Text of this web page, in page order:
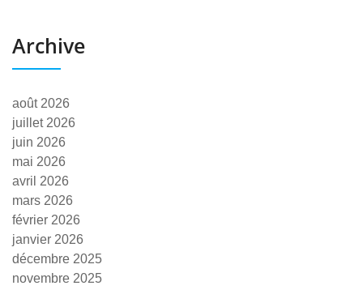
Archive
août 2026
juillet 2026
juin 2026
mai 2026
avril 2026
mars 2026
février 2026
janvier 2026
décembre 2025
novembre 2025